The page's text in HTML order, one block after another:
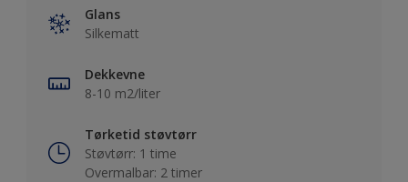
Glans
Silkematt
Dekkevne
8-10 m2/liter
Tørketid støvtørr
Støvtørr: 1 time
Overmalbar: 2 timer